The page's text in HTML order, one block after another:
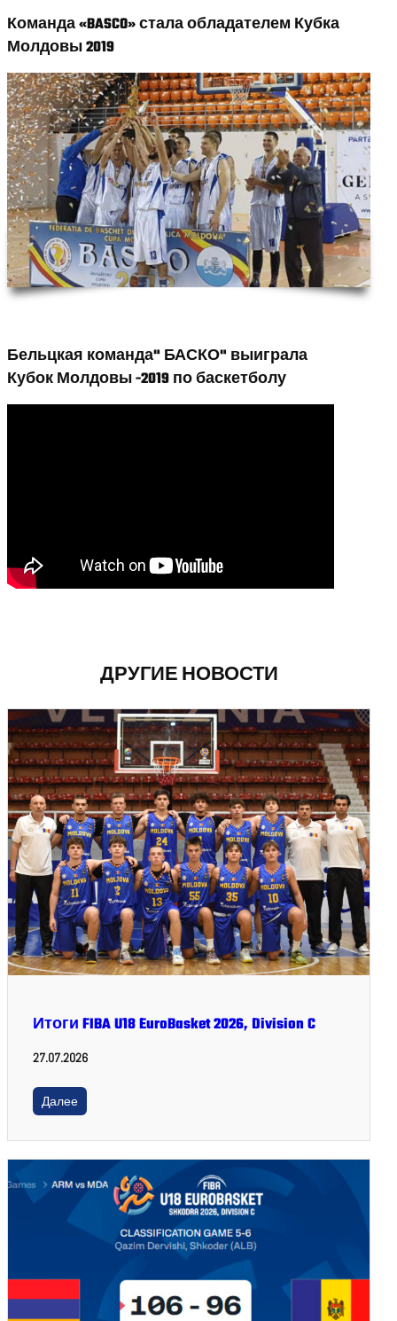
Команда «BASCO» стала обладателем Кубка
Молдовы 2019
Бельцкая команда" БАСКО" выиграла
Кубок Молдовы -2019 по баскетболу
ДРУГИЕ НОВОСТИ
Итоги FIBA U18 EuroBasket 2026, Division C
27.07.2026
Далее